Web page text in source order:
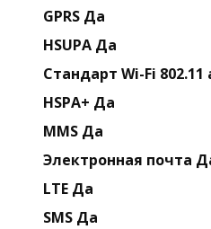
GPRS Да
HSUPA Да
Стандарт Wi-Fi
HSPA+ Да
MMS Да
Электронная почта
LTE Да
SMS Да